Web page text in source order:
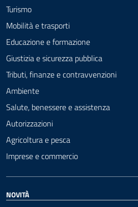
Turismo
Mobilità e trasporti
Educazione e formazione
Giustizia e sicurezza pubblica
Tributi, finanze e contravvenzioni
Ambiente
Salute, benessere e assistenza
Autorizzazioni
Agricoltura e pesca
Imprese e commercio
NOVITÀ